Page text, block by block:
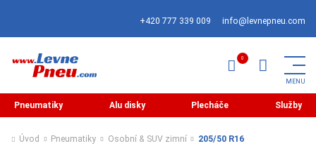
+420 777 339 009 info@levnepneu.com
Pneumatiky Alu disky Plecháče Služby
Úvod Pneumatiky Osobní & SUV zimní 205/50 R16